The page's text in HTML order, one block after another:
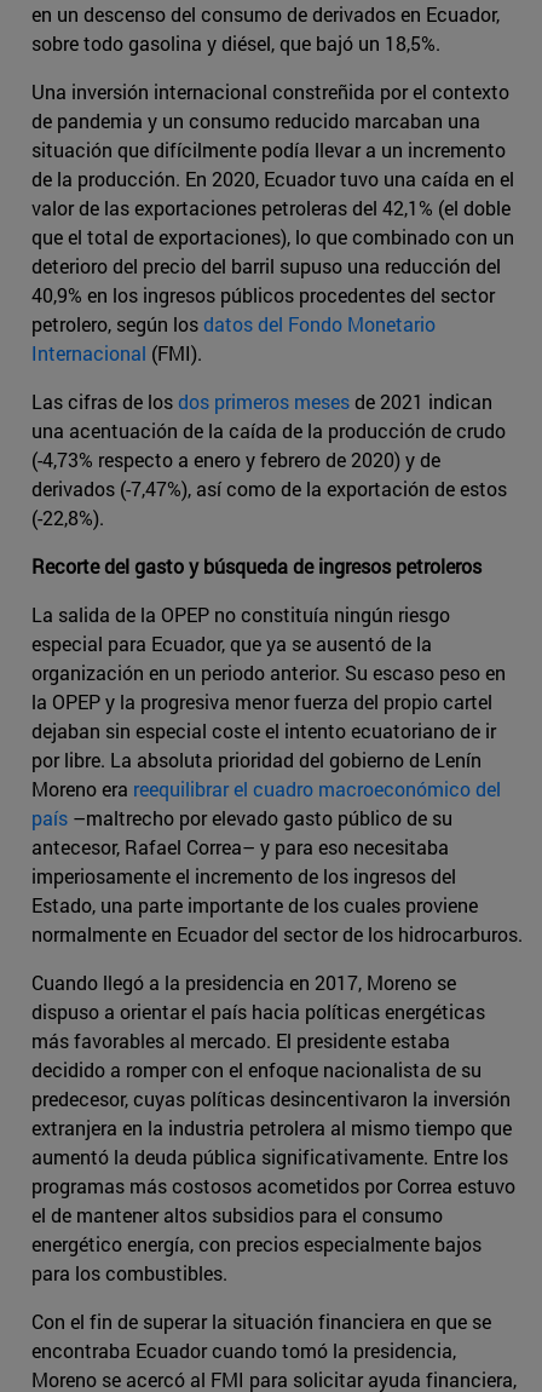
en un descenso del consumo de derivados en Ecuador,
sobre todo gasolina y diésel, que bajó un 18,5%.
Una inversión internacional constreñida por el contexto
de pandemia y un consumo reducido marcaban una
situación que difícilmente podía llevar a un incremento
de la producción. En 2020, Ecuador tuvo una caída en el
valor de las exportaciones petroleras del 42,1% (el doble
que el total de exportaciones), lo que combinado con un
deterioro del precio del barril supuso una reducción del
40,9% en los ingresos públicos procedentes del sector
petrolero, según losdatos del Fondo Monetario
Internacional (FMI).
Las cifras de losdos primeros mesesde 2021 indican
una acentuación de la caída de la producción de crudo
(-4,73% respecto a enero y febrero de 2020) y de
derivados (-7,47%), así como de la exportación de estos
(-22,8%).
Recorte del gasto y búsqueda de ingresos petroleros
La salida de la OPEP no constituía ningún riesgo
especial para Ecuador, que ya se ausentó de la
organización en un periodo anterior. Su escaso peso en
la OPEP y la progresiva menor fuerza del propio cartel
dejaban sin especial coste el intento ecuatoriano de ir
por libre. La absoluta prioridad del gobierno de Lenín
Moreno era reequilibrar el cuadro macroeconómico del
país –maltrecho por elevado gasto público de su
antecesor, Rafael Correa– y para eso necesitaba
imperiosamente el incremento de los ingresos del
Estado, una parte importante de los cuales proviene
normalmente en Ecuador del sector de los hidrocarburos.
Cuando llegó a la presidencia en 2017, Moreno se
dispuso a orientar el país hacia políticas energéticas
más favorables al mercado. El presidente estaba
decidido a romper con el enfoque nacionalista de su
predecesor, cuyas políticas desincentivaron la inversión
extranjera en la industria petrolera al mismo tiempo que
aumentó la deuda pública significativamente. Entre los
programas más costosos acometidos por Correa estuvo
el de mantener altos subsidios para el consumo
energético energía, con precios especialmente bajos
para los combustibles.
Con el fin de superar la situación financiera en que se
encontraba Ecuador cuando tomó la presidencia,
Moreno se acercó al FMI para solicitar ayuda financiera,